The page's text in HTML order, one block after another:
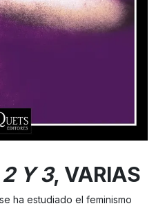
Y 3, VARIAS
ha estudiado el feminismo